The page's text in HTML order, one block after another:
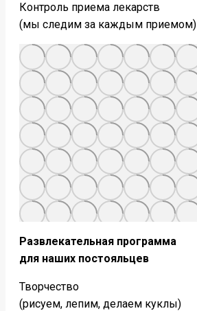
Контроль приема лекарств
(мы следим за каждым приемом)
Развлекательная программа
для наших постояльцев
Творчество
(рисуем, лепим, делаем куклы)